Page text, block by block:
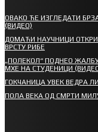
ОВАКО ЋЕ ИЗГЛЕДАТИ
(ВИДЕО)
ДОМАЋИ НАУЧНИЦИ
ВРСТУ РИБЕ
„ПОЛЕКОЛ“ ПОДНЕО
МХЕ НА СТУДЕНИЦИ
ГОКЧАНИЦА УВЕК ВЕДРА
ПОЛА ВЕКА ОД СМРТИ